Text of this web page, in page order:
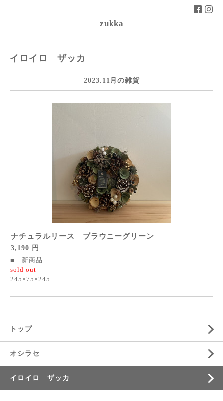
zukka
イロイロ ザッカ
2023.11月の雑貨
ナチュラルリース ブラウニーグリーン
3,190 円
■ 新商品
sold out
245×75×245
トップ
オシラセ
イロイロ ザッカ